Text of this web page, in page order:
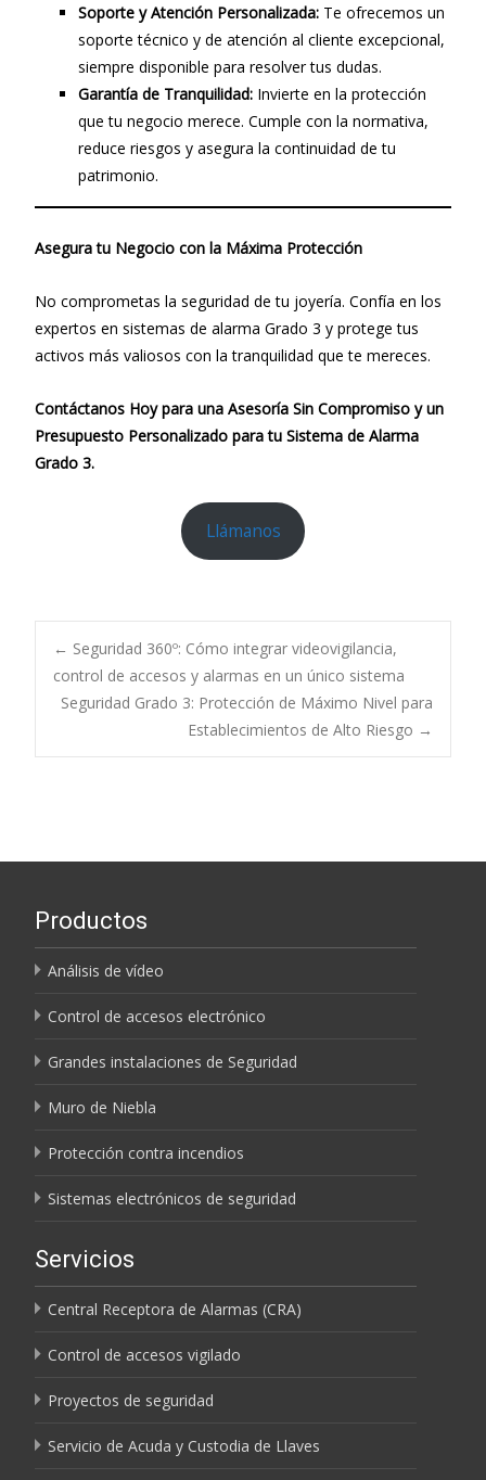
Soporte y Atención Personalizada: Te ofrecemos un
soporte técnico y de atención al cliente excepcional,
siempre disponible para resolver tus dudas.
Garantía de Tranquilidad: Invierte en la protección
que tu negocio merece. Cumple con la normativa,
reduce riesgos y asegura la continuidad de tu
patrimonio.
Asegura tu Negocio con la Máxima Protección
No comprometas la seguridad de tu joyería. Confía en los
expertos en sistemas de alarma Grado 3 y protege tus
activos más valiosos con la tranquilidad que te mereces.
Contáctanos Hoy para una Asesoría Sin Compromiso y un
Presupuesto Personalizado para tu Sistema de Alarma
Grado 3.
Llámanos
Navegación
de
← Seguridad 360º: Cómo integrar videovigilancia,
control de accesos y alarmas en un único sistema
Seguridad Grado 3: Protección de Máximo Nivel para
Establecimientos de Alto Riesgo →
Productos
Análisis de vídeo
Control de accesos electrónico
Grandes instalaciones de Seguridad
Muro de Niebla
Protección contra incendios
Sistemas electrónicos de seguridad
Servicios
Central Receptora de Alarmas (CRA)
Control de accesos vigilado
Proyectos de seguridad
Servicio de Acuda y Custodia de Llaves